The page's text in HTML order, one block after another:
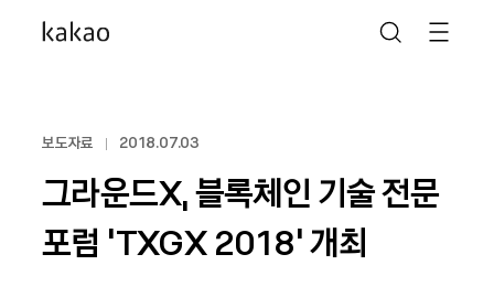
보도자료 2018.07.03
그라운드X, 블록체인 기술 전문
포럼 ‘TXGX 2018’ 개최